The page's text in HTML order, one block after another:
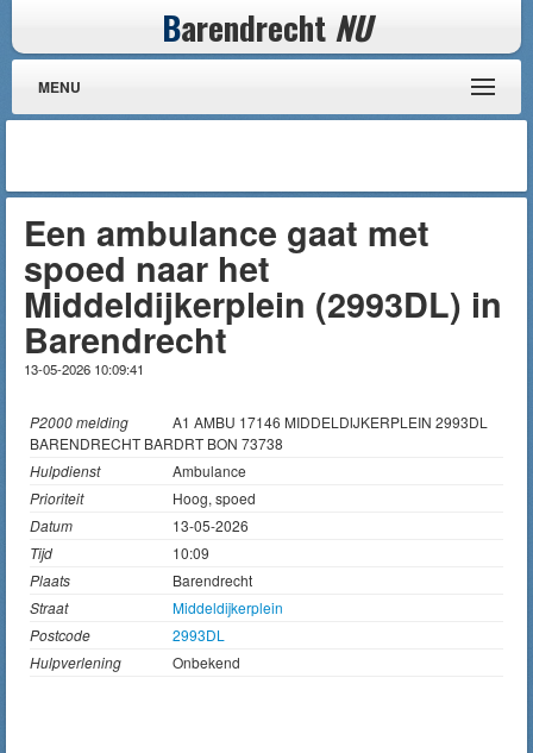
Barendrecht NU
MENU
Een ambulance gaat met
spoed naar het
Middeldijkerplein (2993DL) in
Barendrecht
13-05-2026 10:09:41
P2000 melding
A1 AMBU 17146 MIDDELDIJKERPLEIN 2993DL
BARENDRECHT BARDRT BON 73738
Hulpdienst
Ambulance
Prioriteit
Hoog, spoed
Datum
13-05-2026
Tijd
10:09
Plaats
Barendrecht
Straat
Middeldijkerplein
Postcode
2993DL
Hulpverlening
Onbekend